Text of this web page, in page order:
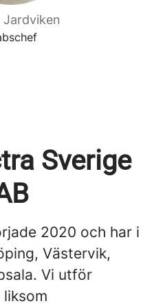
Jardviken
Sverige
2020 och har i
Västervik,
Vi utför